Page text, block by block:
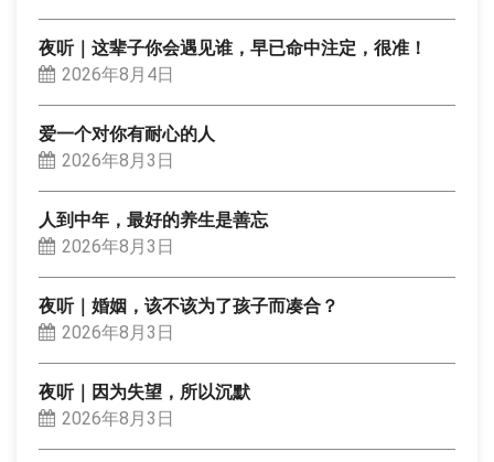
夜听｜这辈子你会遇见谁，早已命中注定，很准！
2026年8月4日
爱一个对你有耐心的人
2026年8月3日
人到中年，最好的养生是善忘
2026年8月3日
夜听｜婚姻，该不该为了孩子而凑合？
2026年8月3日
夜听｜因为失望，所以沉默
2026年8月3日